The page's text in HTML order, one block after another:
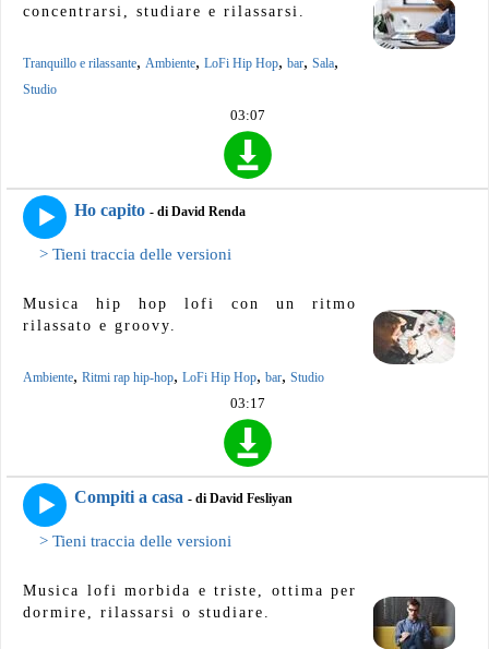
concentrarsi, studiare e rilassarsi.
Tranquillo e rilassante, Ambiente, LoFi Hip Hop, bar, Sala,
Studio
03:07
Ho capito - di David Renda
> Tieni traccia delle versioni
Musica hip hop lofi con un ritmo
rilassato e groovy.
Ambiente, Ritmi rap hip-hop, LoFi Hip Hop, bar, Studio
03:17
Compiti a casa - di David Fesliyan
> Tieni traccia delle versioni
Musica lofi morbida e triste, ottima per
dormire, rilassarsi o studiare.